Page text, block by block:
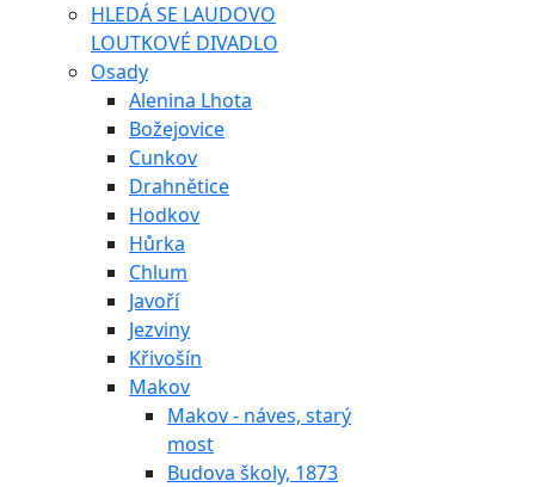
HLEDÁ SE LAUDOVO
LOUTKOVÉ DIVADLO
Osady
Alenina Lhota
Božejovice
Cunkov
Drahnětice
Hodkov
Hůrka
Chlum
Javoří
Jezviny
Křivošín
Makov
Makov - náves, starý
most
Budova školy, 1873